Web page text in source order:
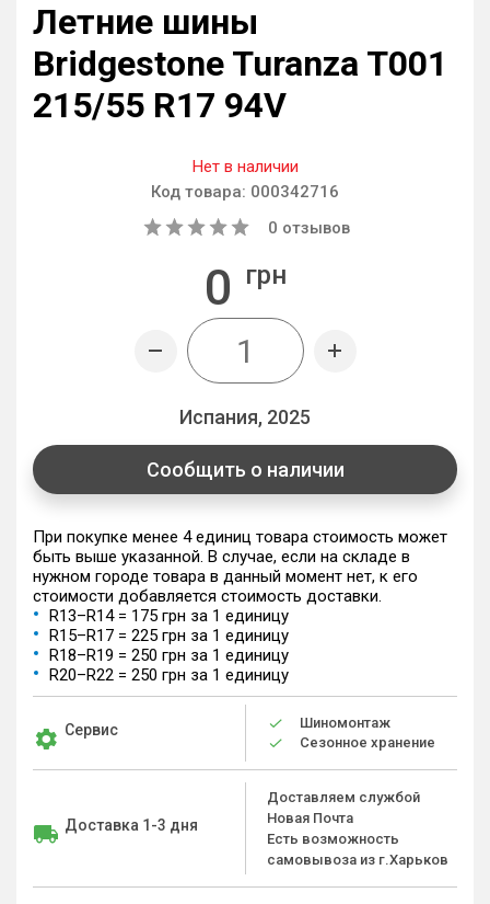
Летние шины
Bridgestone Turanza T001
215/55 R17 94V
Нет в наличии
Код товара: 000342716
0 отзывов
0 грн
Испания, 2025
Сообщить о наличии
При покупке менее 4 единиц товара стоимость может
быть выше указанной. В случае, если на складе в
нужном городе товара в данный момент нет, к его
стоимости добавляется стоимость доставки.
R13–R14 = 175 грн за 1 единицу
R15–R17 = 225 грн за 1 единицу
R18–R19 = 250 грн за 1 единицу
R20–R22 = 250 грн за 1 единицу
Сервис
Шиномонтаж
Сезонное хранение
Доставка 1-3 дня
Доставляем службой
Новая Почта
Есть возможность
самовывоза из г.Харьков